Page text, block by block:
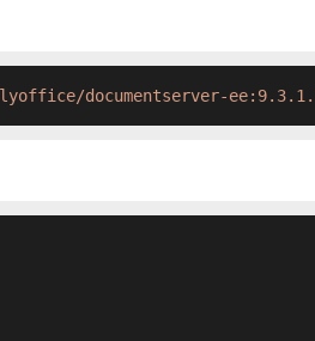
documentserver-